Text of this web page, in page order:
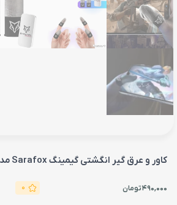
کاور و عرق گیر انگشتی گیمینگ Sarafox مدل V8 چهار عددی
490,000تومان 0